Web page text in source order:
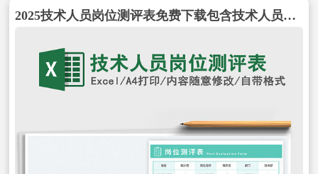
2025技术人员岗位测评表免费下载包含技术人员岗位测评表